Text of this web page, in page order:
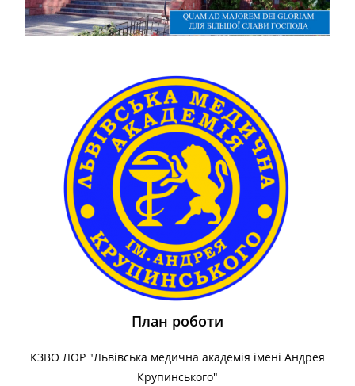
План роботи
КЗВО ЛОР "Львівська медична академія імені Андрея
Крупинського"